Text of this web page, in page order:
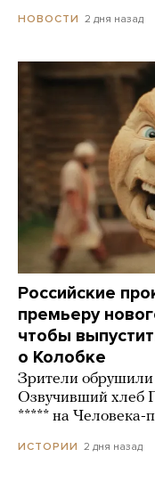
НОВОСТИ 2 дня назад
Российские
премьеру
чтобы
о Колобке
Зрители
Озвучивший хлеб
***** на Человека-
ИСТОРИИ 2 дня назад